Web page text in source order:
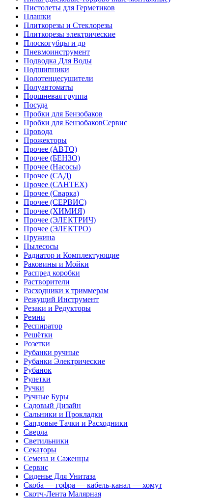
Пистолеты для Герметиков
Плашки
Плиткорезы и Стеклорезы
Плиткорезы электрические
Плоскогубцы и др
Пневмоинструмент
Подводка Для Воды
Подшипники
Полотенцесушители
Полуавтоматы
Поршневая группа
Посуда
Пробки для Бензобаков
Пробки для БензобаковСервис
Провода
Прожекторы
Прочее (АВТО)
Прочее (БЕНЗО)
Прочее (Насосы)
Прочее (САД)
Прочее (САНТЕХ)
Прочее (Сварка)
Прочее (СЕРВИС)
Прочее (ХИМИЯ)
Прочее (ЭЛЕКТРИЧ)
Прочее (ЭЛЕКТРО)
Пружина
Пылесосы
Радиатор и Комплектующие
Раковины и Мойки
Распред коробки
Растворители
Расходники к триммерам
Режущий Инструмент
Резаки и Редукторы
Ремни
Респиратор
Решётки
Розетки
Рубанки ручные
Рубанки Электрические
Рубанок
Рулетки
Ручки
Ручные Буры
Садовый Дизайн
Сальники и Прокладки
Сапдовые Тачки и Расходники
Сверла
Светильники
Секаторы
Семена и Саженцы
Сервис
Сиденье Для Унитаза
Скоба — гофра — кабель-канал — хомут
Скотч-Лента Малярная